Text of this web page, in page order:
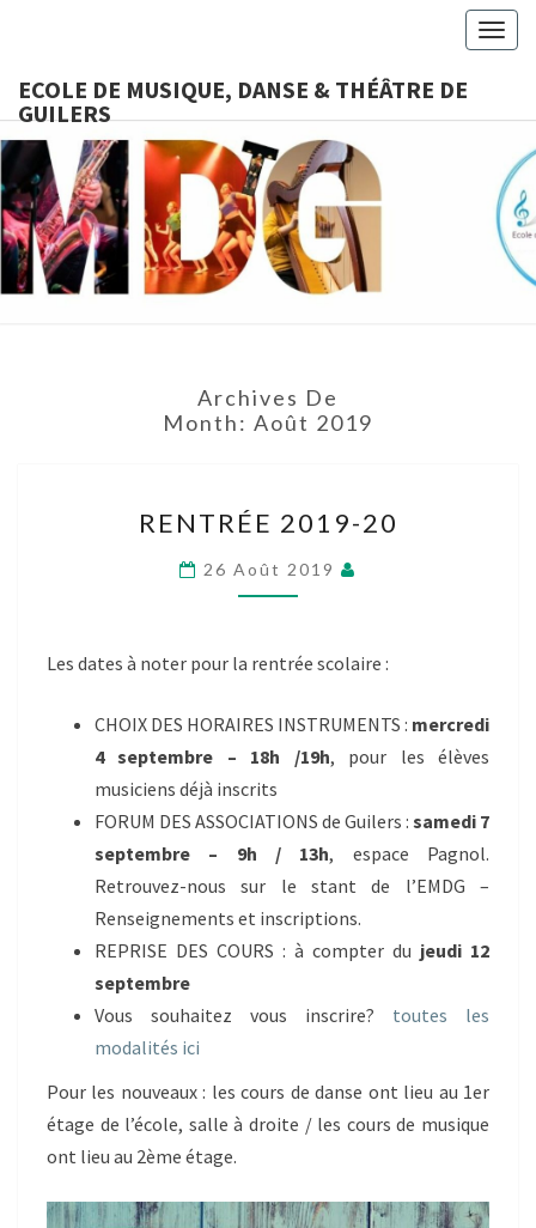
ECOLE DE MUSIQUE, DANSE & THÉÂTRE DE
GUILERS
ECOLE
THÉÂTRE
DE
Ecole
Associative,
Cours De
Musique,
Archives De
Month: Août 2019
2019-
20
RENTRÉE 2019-20
26 Août 2019
Les dates à noter pour la rentrée scolaire :
CHOIX DES HORAIRES INSTRUMENTS : mercredi
4 septembre – 18h /19h, pour les élèves
musiciens déjà inscrits
FORUM DES ASSOCIATIONS de Guilers : samedi 7
septembre – 9h / 13h, espace Pagnol.
Retrouvez-nous sur le stant de l’EMDG –
Renseignements et inscriptions.
REPRISE DES COURS : à compter du jeudi 12
septembre
Vous souhaitez vous inscrire? toutes les
modalités ici
Pour les nouveaux : les cours de danse ont lieu au 1er
étage de l’école, salle à droite / les cours de musique
ont lieu au 2ème étage.